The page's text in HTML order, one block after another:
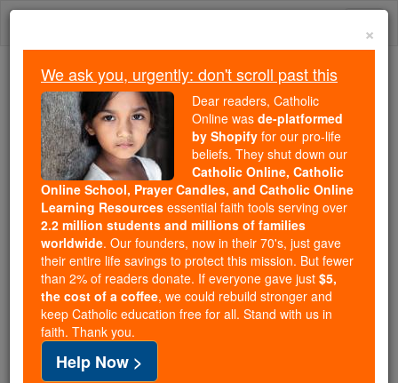
Skip
Trending:
Daily Reading for Thursday, October ...
Today's Reading
The Mysteries of the Rosary
Oraciones a Jesus En el
Santisimo Sacramento
Catholic Online Prayers
Señor mío Jesucristo, que por el amor que tenéis a
los hombres, permanecéis de día y noche en este
Sacramento, lleno de misericordia y ternura,
×
We ask you, urgently: don't scroll past this
Dear readers, Catholic
Online was de-platformed
by Shopify for our pro-life
beliefs. They shut down our
Catholic Online, Catholic
Online School, Prayer Candles, and Catholic Online
Learning Resources essential faith tools serving over
2.2 million students and millions of families
worldwide. Our founders, now in their 70's, just gave
their entire life savings to protect this mission. But fewer
than 2% of readers donate. If everyone gave just $5,
the cost of a coffee, we could rebuild stronger and
keep Catholic education free for all. Stand with us in
faith. Thank you.
Help Now >